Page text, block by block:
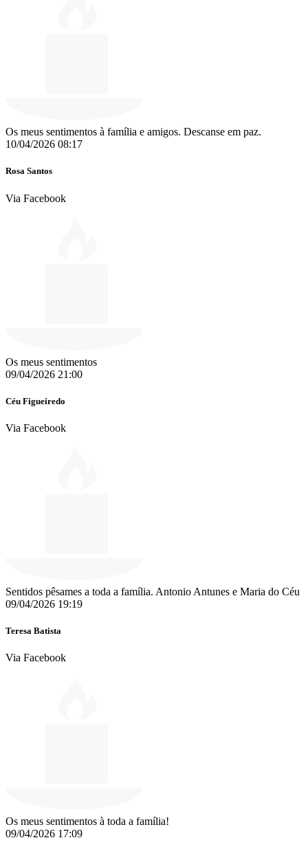
Os meus sentimentos à família e amigos. Descanse em paz.
10/04/2026 08:17
Rosa Santos
Via Facebook
Os meus sentimentos
09/04/2026 21:00
Céu Figueiredo
Via Facebook
Sentidos pêsames a toda a família. Antonio Antunes e Maria do Céu
09/04/2026 19:19
Teresa Batista
Via Facebook
Os meus sentimentos à toda a família!
09/04/2026 17:09